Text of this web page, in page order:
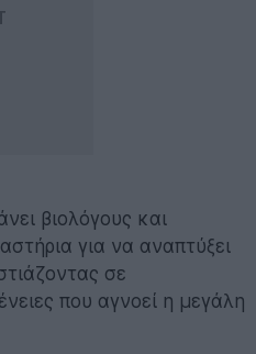
βιολόγους και
για να αναπτύξει
σε
που αγνοεί η μεγάλη